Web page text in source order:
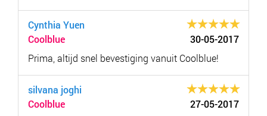
Cynthia Yuen
Coolblue
30-05-2017
Prima, altijd snel bevestiging vanuit Coolblue!
silvana joghi
Coolblue
27-05-2017